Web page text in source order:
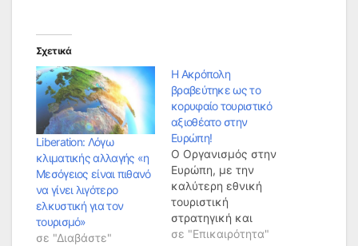
Σχετικά
Liberation: Λόγω
κλιματικής αλλαγής «η
Μεσόγειος είναι πιθανό
να γίνει λιγότερο
ελκυστική για τον
τουρισμό»
σε "Διαβάστε"
Η Ακρόπολη
βραβεύτηκε ως το
κορυφαίο τουριστικό
αξιοθέατο στην
Ευρώπη!
Ο Οργανισμός στην
Ευρώπη, με την
καλύτερη εθνική
τουριστική
στρατηγική και
καμπάνια για το
σε "Επικαιρότητα"